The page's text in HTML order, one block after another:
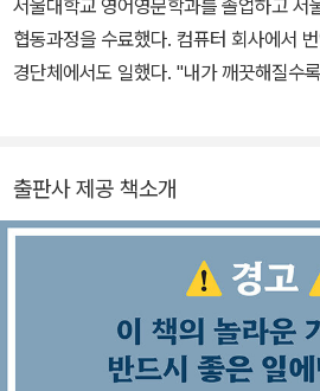
박사와 공저했다.
서울대학교 영어영문학과를 졸업하고 서
협동과정을 수료했다. 컴퓨터 회사에서
경단체에서도 일했다. "내가 깨끗해질수
해하길 멈출 때』 등을 우리말로 옮겼다.
35회 한국과학기술도서상 번역상, 2024
제65회 한국출판문화상 번역상을 받았다.
출판사 제공 책소개